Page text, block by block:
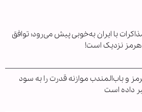
با ایران به‌خوبی پیش می‌رود؛ توافق
هرمز نزدیک است!
و باب‌المندب موازنه قدرت را به سود
داده است